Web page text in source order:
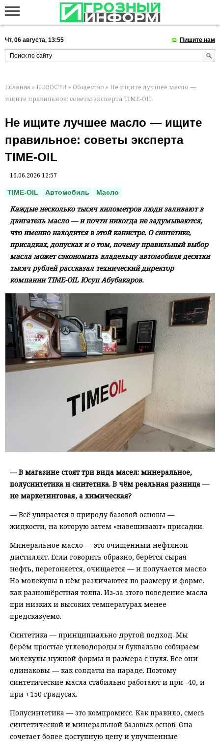
Чт, 06 августа, 13:55 Пишите нам
Главная » НОВОСТИ » Общество » Не ищите лучшее масло —
ищите правильное: советы эксперта TIME-OIL
Не ищите лучшее масло — ищите
правильное: советы эксперта
TIME-OIL
16.06.2026 12:57
TIME-OIL Автомобиль Масло
Каждые несколько тысяч километров люди заливают в
двигатель масло — и почти никогда не задумываются,
что именно находится в этой канистре. О синтетике,
присадках, допусках и о том, почему правильный выбор
масла может сэкономить владельцу автомобиля десятки
тысяч рублей рассказал технический директор
компании TIME-OIL Юсуп Абубакаров.
— В магазине стоят три вида масел: минеральное,
полусинтетика и синтетика. В чём реальная разница —
не маркетинговая, а химическая?
— Всё упирается в природу базовой основы —
жидкости, на которую затем «навешивают» присадки.
Минеральное масло — это очищенный нефтяной
дистиллят. Если говорить образно, берётся сырая
нефть, перегоняется, очищается — и получается масло.
Но молекулы в нём различаются по размеру и форме,
как разношёрстная толпа. Из-за этого поведение масла
при низких и высоких температурах менее
предсказуемо.
Синтетика — принципиально другой подход. Мы
берём простые углеводороды и буквально собираем
молекулы нужной формы и размера с нуля. Все они
одинаковы — как солдаты на параде. Поэтому
синтетические масла стабильно работают и при -40, и
при +150 градусах.
Полусинтетика — это компромисс. Как правило, смесь
синтетической и минеральной базовых основ. Она
сочетает более доступную цену и улучшенные